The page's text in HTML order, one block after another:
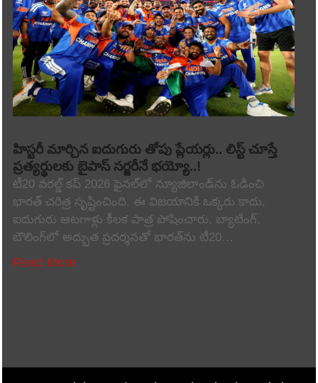
హిస్టరీ మార్చిన ఐదుగురు తోపు ప్లేయర్లు.. లిస్ట్ చూస్తే
ప్రత్యర్థులకు బైపాస్ సర్జరీనే భయ్యో..!
టీ20 వరల్డ్ కప్ 2026 ఫైనల్‌లో న్యూజిలాండ్‌ను ఓడించి
భారత్ చరిత్ర సృష్టించింది. ఈ విజయానికి ఒక్కరు కాదు,
ఐదుగురు ఆటగాళ్లు కీలక పాత్ర పోషించారు. బ్యాటింగ్,
బౌలింగ్‌లో అద్భుత ప్రదర్శనతో భారత్‌ను టీ20…
Read More